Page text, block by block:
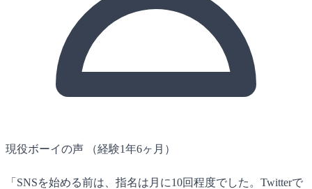
現役ボーイの声 （経験1年6ヶ月）
「SNSを始める前は、指名は月に10回程度でした。Twitterで